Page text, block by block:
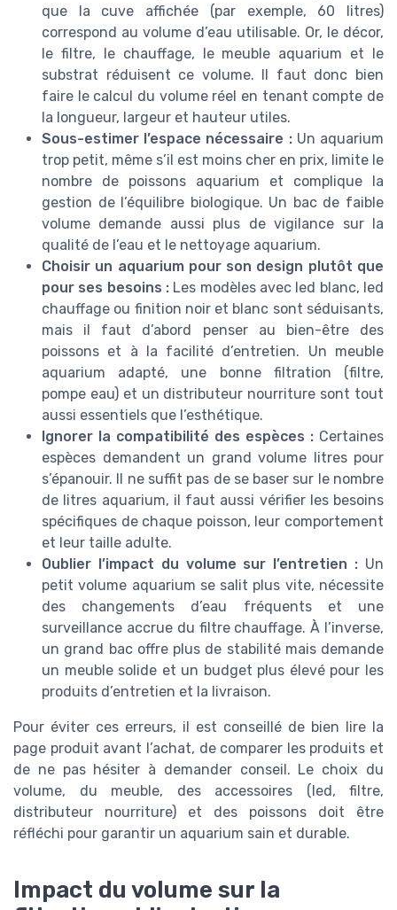
que la cuve affichée (par exemple, 60 litres)
correspond au volume d’eau utilisable. Or, le décor,
le filtre, le chauffage, le meuble aquarium et le
substrat réduisent ce volume. Il faut donc bien
faire le calcul du volume réel en tenant compte de
la longueur, largeur et hauteur utiles.
Sous-estimer l’espace nécessaire :Un aquarium
trop petit, même s’il est moins cher en prix, limite le
nombre de poissons aquarium et complique la
gestion de l’équilibre biologique. Un bac de faible
volume demande aussi plus de vigilance sur la
qualité de l’eau et le nettoyage aquarium.
Choisir un aquarium pour son design plutôt que
pour ses besoins : Les modèles avec led blanc, led
chauffage ou finition noir et blanc sont séduisants,
mais il faut d’abord penser au bien-être des
poissons et à la facilité d’entretien. Un meuble
aquarium adapté, une bonne filtration (filtre,
pompe eau) et un distributeur nourriture sont tout
aussi essentiels que l’esthétique.
Ignorer la compatibilité des espèces : Certaines
espèces demandent un grand volume litres pour
s’épanouir. Il ne suffit pas de se baser sur le nombre
de litres aquarium, il faut aussi vérifier les besoins
spécifiques de chaque poisson, leur comportement
et leur taille adulte.
Oublier l’impact du volume sur l’entretien : Un
petit volume aquarium se salit plus vite, nécessite
des changements d’eau fréquents et une
surveillance accrue du filtre chauffage. À l’inverse,
un grand bac offre plus de stabilité mais demande
un meuble solide et un budget plus élevé pour les
produits d’entretien et la livraison.
Pour éviter ces erreurs, il est conseillé de bien lire la
page produit avant l’achat, de comparer les produits et
de ne pas hésiter à demander conseil. Le choix du
volume, du meuble, des accessoires (led, filtre,
distributeur nourriture) et des poissons doit être
réfléchi pour garantir un aquarium sain et durable.
Impact du volume sur la